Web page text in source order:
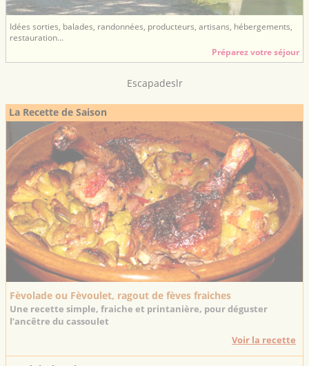
Idées sorties, balades, randonnées, producteurs, artisans, hébergements,
restauration...
Préparez votre séjour
Escapadeslr
La Recette de Saison
Fèvolade ou Fèvoulet, ragout de fèves fraiches
Une recette simple, fraiche et printanière, pour déguster
l’ancêtre du cassoulet
Voir la recette